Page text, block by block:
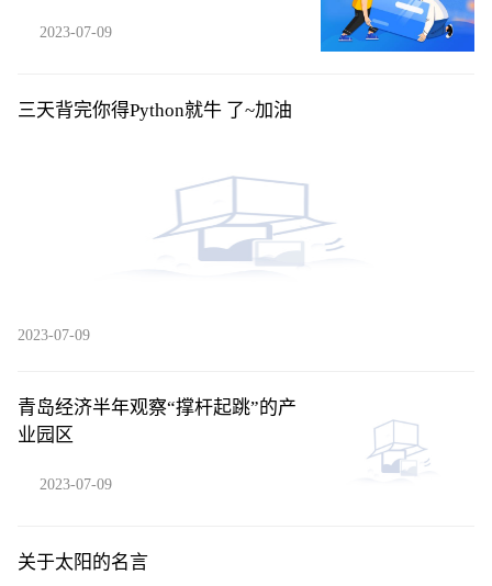
2023-07-09
三天背完你得Python就牛 了~加油
2023-07-09
青岛经济半年观察“撑杆起跳”的产
业园区
2023-07-09
关于太阳的名言